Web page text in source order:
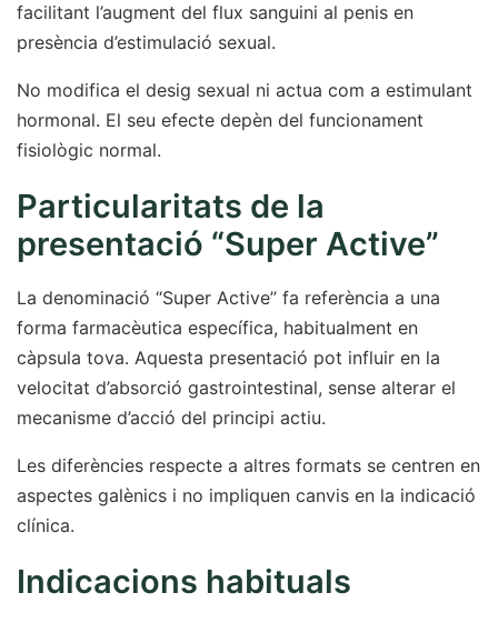
facilitant l’augment del flux sanguini al penis en
presència d’estimulació sexual.
No modifica el desig sexual ni actua com a estimulant
hormonal. El seu efecte depèn del funcionament
fisiològic normal.
Particularitats de la
presentació “Super Active”
La denominació “Super Active” fa referència a una
forma farmacèutica específica, habitualment en
càpsula tova. Aquesta presentació pot influir en la
velocitat d’absorció gastrointestinal, sense alterar el
mecanisme d’acció del principi actiu.
Les diferències respecte a altres formats se centren en
aspectes galènics i no impliquen canvis en la indicació
clínica.
Indicacions habituals